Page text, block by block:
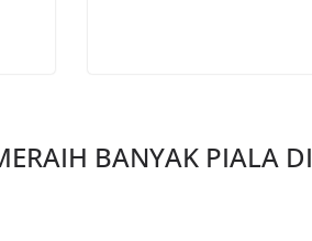
BANYAK PIALA DI